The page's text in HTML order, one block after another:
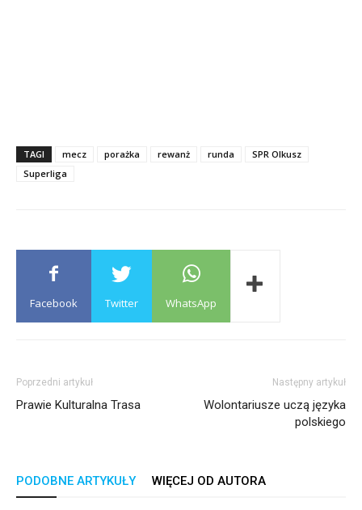
TAGI mecz porażka rewanż runda
SPR Olkusz
Superliga
Facebook Twitter WhatsApp
Poprzedni artykuł
Prawie Kulturalna Trasa
Następny artykuł
Wolontariusze uczą języka
polskiego
PODOBNE ARTYKUŁY WIĘCEJ OD AUTORA